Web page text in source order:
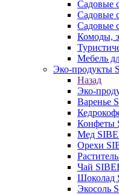
Садовые
Садовые
Садовые
Комоды,
Мебель
Эко-продукты
Назад
Эко-
Варенье
Конфеты
Мед
Орехи
Чай
Шоколад
Экосоль